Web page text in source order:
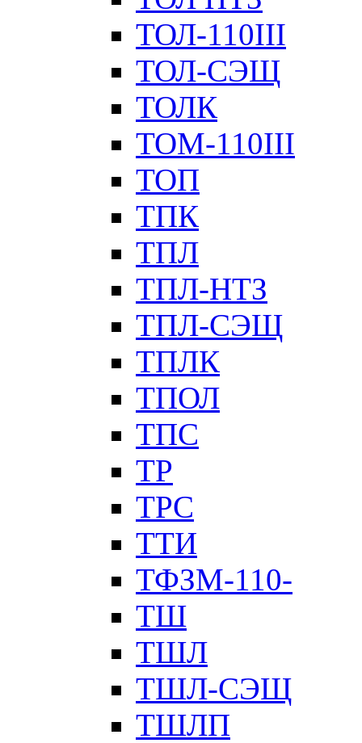
ТОЛ-110III
ТОЛ-СЭЩ
ТОЛК
ТОМ-110III
ТОП
ТПК
ТПЛ
ТПЛ-НТЗ
ТПЛ-СЭЩ
ТПЛК
ТПОЛ
ТПС
ТР
ТРС
ТТИ
ТФЗМ-110-
ТШ
ТШЛ
ТШЛ-СЭЩ
ТШЛП